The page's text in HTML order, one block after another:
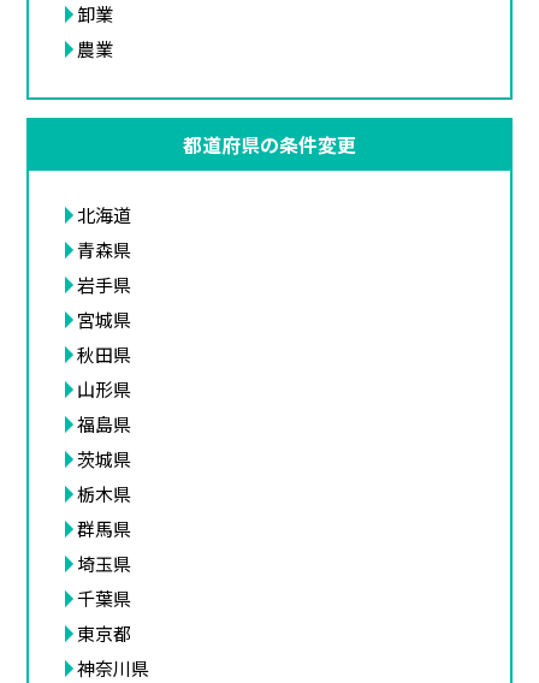
卸業
農業
都道府県の条件変更
北海道
青森県
岩手県
宮城県
秋田県
山形県
福島県
茨城県
栃木県
群馬県
埼玉県
千葉県
東京都
神奈川県